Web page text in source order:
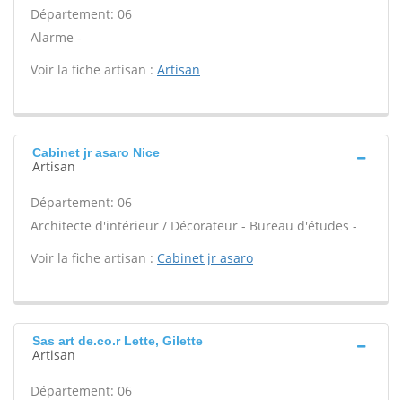
Département: 06
Alarme -
Voir la fiche artisan : Artisan
Cabinet jr asaro Nice
Artisan
Département: 06
Architecte d'intérieur / Décorateur - Bureau d'études -
Voir la fiche artisan : Cabinet jr asaro
Sas art de.co.r Lette, Gilette
Artisan
Département: 06